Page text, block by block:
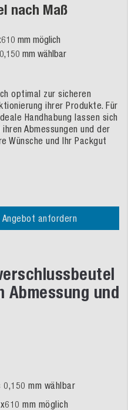
nach Maß
mm möglich
mm wählbar
optimal zur sicheren
ihrer Produkte. Für
Handhabung lassen sich
Abmessungen und der
Wünsche und Ihr Packgut
anfordern
Abmessung und
mm wählbar
mm möglich